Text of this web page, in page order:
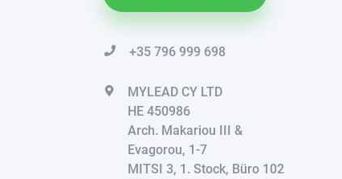
+35 796 999 698
MYLEAD CY LTD
HE 450986
Arch. Makariou III &
Evagorou, 1-7
MITSI 3, 1. Stock, Büro 102